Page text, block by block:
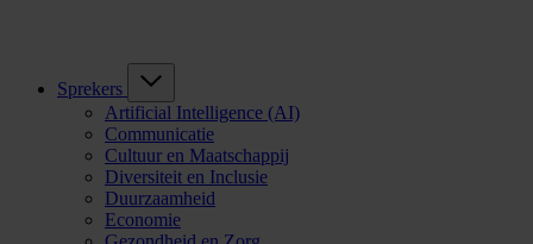
Sprekers
Artificial Intelligence (AI)
Communicatie
Cultuur en Maatschappij
Diversiteit en Inclusie
Duurzaamheid
Economie